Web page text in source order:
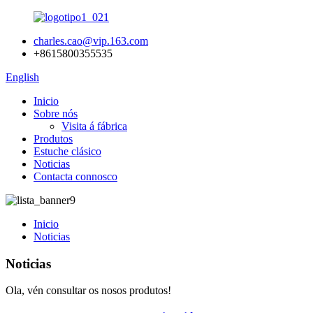
charles.cao@vip.163.com
+8615800355535
English
Inicio
Sobre nós
Visita á fábrica
Produtos
Estuche clásico
Noticias
Contacta connosco
Inicio
Noticias
Noticias
Ola, vén consultar os nosos produtos!